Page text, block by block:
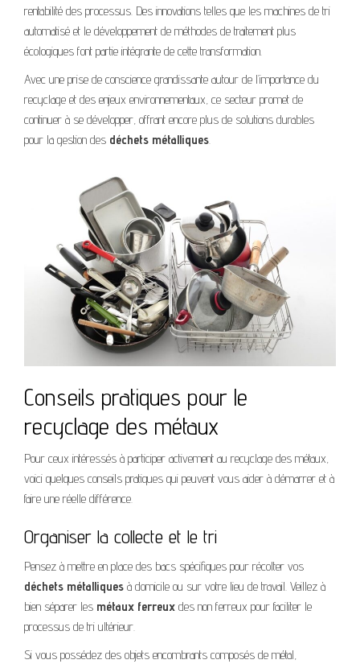
rentabilité des processus. Des innovations telles que les machines de tri
automatisé et le développement de méthodes de traitement plus
écologiques font partie intégrante de cette transformation.
Avec une prise de conscience grandissante autour de l’importance du
recyclage et des enjeux environnementaux, ce secteur promet de
continuer à se développer, offrant encore plus de solutions durables
pour la gestion des déchets métalliques.
Conseils pratiques pour le
recyclage des métaux
Pour ceux intéressés à participer activement au recyclage des métaux,
voici quelques conseils pratiques qui peuvent vous aider à démarrer et à
faire une réelle différence.
Organiser la collecte et le tri
Pensez à mettre en place des bacs spécifiques pour récolter vos
déchets métalliques à domicile ou sur votre lieu de travail. Veillez à
bien séparer les métaux ferreux des non ferreux pour faciliter le
processus de tri ultérieur.
Si vous possédez des objets encombrants composés de métal,